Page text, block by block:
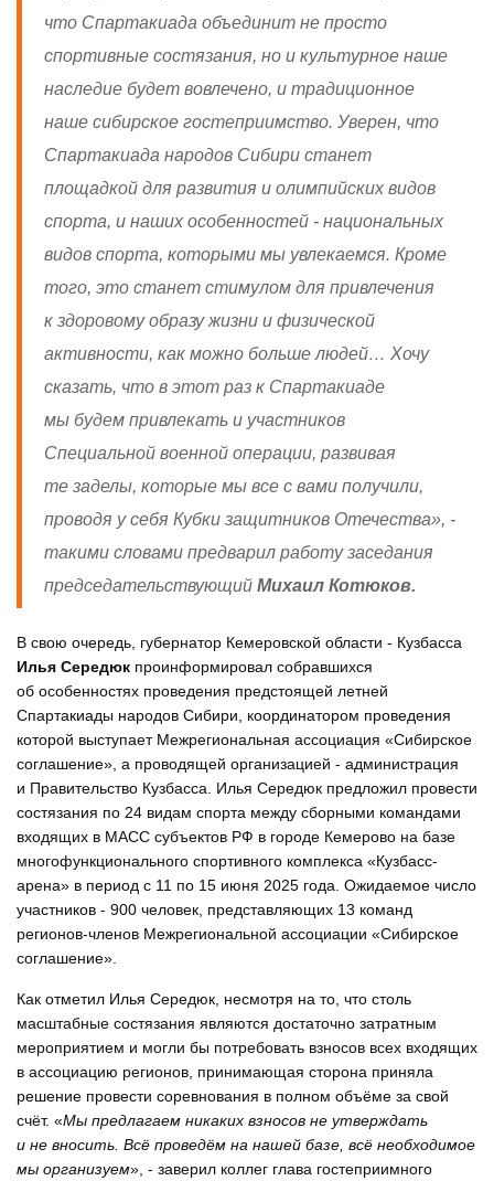
что Спартакиада объединит не просто
спортивные состязания, но и культурное наше
наследие будет вовлечено, и традиционное
наше сибирское гостеприимство. Уверен, что
Спартакиада народов Сибири станет
площадкой для развития и олимпийских видов
спорта, и наших особенностей - национальных
видов спорта, которыми мы увлекаемся. Кроме
того, это станет стимулом для привлечения
к здоровому образу жизни и физической
активности, как можно больше людей… Хочу
сказать, что в этот раз к Спартакиаде
мы будем привлекать и участников
Специальной военной операции, развивая
те заделы, которые мы все с вами получили,
проводя у себя Кубки защитников Отечества», -
такими словами предварил работу заседания
председательствующий Михаил Котюков.
В свою очередь, губернатор Кемеровской области - Кузбасса
Илья Середюк проинформировал собравшихся
об особенностях проведения предстоящей летней
Спартакиады народов Сибири, координатором проведения
которой выступает Межрегиональная ассоциация «Сибирское
соглашение», а проводящей организацией - администрация
и Правительство Кузбасса. Илья Середюк предложил провести
состязания по 24 видам спорта между сборными командами
входящих в МАСС субъектов РФ в городе Кемерово на базе
многофункционального спортивного комплекса «Кузбасс-
арена» в период с 11 по 15 июня 2025 года. Ожидаемое число
участников - 900 человек, представляющих 13 команд
регионов-членов Межрегиональной ассоциации «Сибирское
соглашение».
Как отметил Илья Середюк, несмотря на то, что столь
масштабные состязания являются достаточно затратным
мероприятием и могли бы потребовать взносов всех входящих
в ассоциацию регионов, принимающая сторона приняла
решение провести соревнования в полном объёме за свой
счёт. «Мы предлагаем никаких взносов не утверждать
и не вносить. Всё проведём на нашей базе, всё необходимое
мы организуем», - заверил коллег глава гостеприимного